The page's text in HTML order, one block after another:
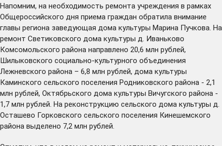
Напомним, на необходимость ремонта учреждения в рамках
Общероссийского дня приема граждан обратила внимание
главы региона заведующая дома культуры Марина Пучкова. На
ремонт Светиковского дома культуры д. Иваньково
Комсомольского района направлено 20,6 млн рублей,
Шилыковского социально-культурного объединения
Лежневского района – 6,8 млн рублей, дома культуры
Каминского сельского поселения Родниковского района - 2,1
млн рублей, Октябрьского дома культуры Вичугского района -
1,7 млн рублей. На реконструкцию сельского дома культуры д.
Осташево Горковского сельского поселения Кинешемского
района выделено 7,2 млн рублей.